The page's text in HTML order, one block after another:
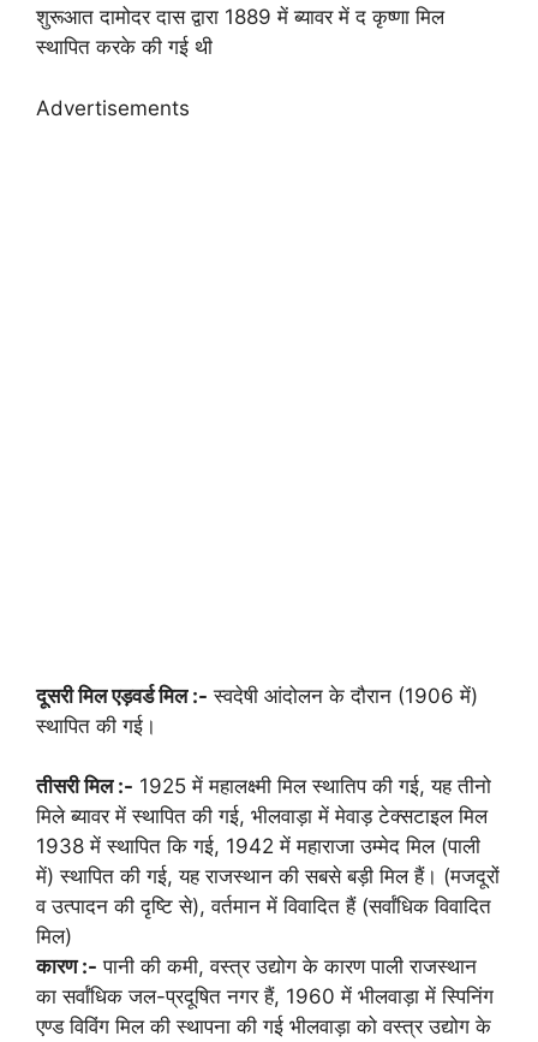
शुरूआत दामोदर दास द्वारा 1889 में ब्यावर में द कृष्णा मिल
स्थापित करके की गई थी
Advertisements
दूसरी मिल एड़वर्ड मिल :- स्वदेषी आंदोलन के दौरान (1906 में)
स्थापित की गई।
तीसरी मिल :- 1925 में महालक्ष्मी मिल स्थातिप की गई, यह तीनो
मिले ब्यावर में स्थापित की गई, भीलवाड़ा में मेवाड़ टेक्सटाइल मिल
1938 में स्थापित कि गई, 1942 में महाराजा उम्मेद मिल (पाली
में) स्थापित की गई, यह राजस्थान की सबसे बड़ी मिल हैं। (मजदूरों
व उत्पादन की दृष्टि से), वर्तमान में विवादित हैं (सर्वांधिक विवादित
मिल)
कारण :- पानी की कमी, वस्त्र उद्योग के कारण पाली राजस्थान
का सर्वांधिक जल-प्रदूषित नगर हैं, 1960 में भीलवाड़ा में स्पिनिंग
एण्ड विविंग मिल की स्थापना की गई भीलवाड़ा को वस्त्र उद्योग के